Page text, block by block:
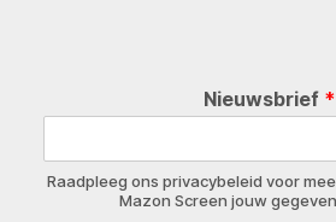
Nieuwsbrief *
Raadpleeg ons privacybeleid voor
Mazon Screen jouw